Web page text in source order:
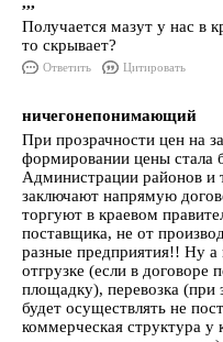
Получается мазут у нас в
то скрывает?
Ответить Цитировать
ничегонепонимающий
При прозрачности цен на
формировании цены стала
Администрации районов и
заключают напрямую
торгуют в краевом
поставщика, не от
разные предприятия!! Ну
отгрузке (если в договоре
площадку), перевозка (при
будет осуществлять не
коммерческая структура у